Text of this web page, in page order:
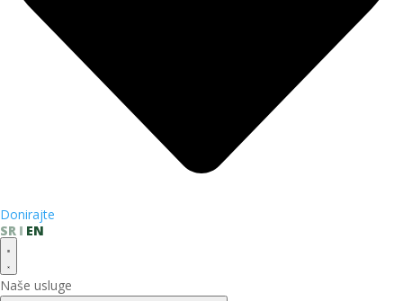
Donirajte
SR
EN
Naše usluge